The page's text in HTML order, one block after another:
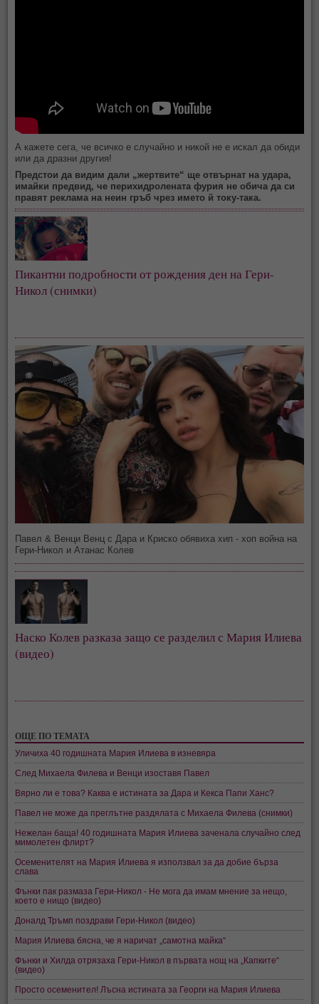
А кажете сега, че всичко е случайно и никой не е искал да обиди
или да дразни другия!
Предстои да видим дали „жертвите“ ще отвърнат на удара,
имайки предвид, че перихидролената фурия не обича да си
правят реклама на неин гръб чрез името й току-така.
Пикантни подробности от рождения ден на Гери-
Никол (снимки)
Павел & Венци Венц с Дара и Криско обявиха хип - хоп война на
Гери-Никол и Атанас Колев
Наско Колев разказа защо се разделил с Мария Илиева
(видео)
ОЩЕ ПО ТЕМАТА
Уличиха 40 годишната Мария Илиева в изневяра
След Михаела Филева и Венци изоставя Павел
Вярно ли е това? Каква е истината за Дара и Кекса Папи Ханс?
Павел не може да преглътне раздялата с Михаела Филева (снимки)
Нежелан баща! 40 годишната Мария Илиева заченала случайно след
мимолетен флирт?
Осеменителят на Мария Илиева я използвал за да добие бърза
слава
Фънки пак размаза Гери-Никол - Не мога да имам мнение за нещо,
което е нищо (видео)
Доналд Тръмп поздрави Гери-Никол (видео)
Мария Илиева бясна, че я наричат „самотна майка“
Фънки и Хилда отрязаха Гери-Никол в първата нощ на „Капките“
(видео)
Просто осеменител! Лъсна истината за Георги на Мария Илиева